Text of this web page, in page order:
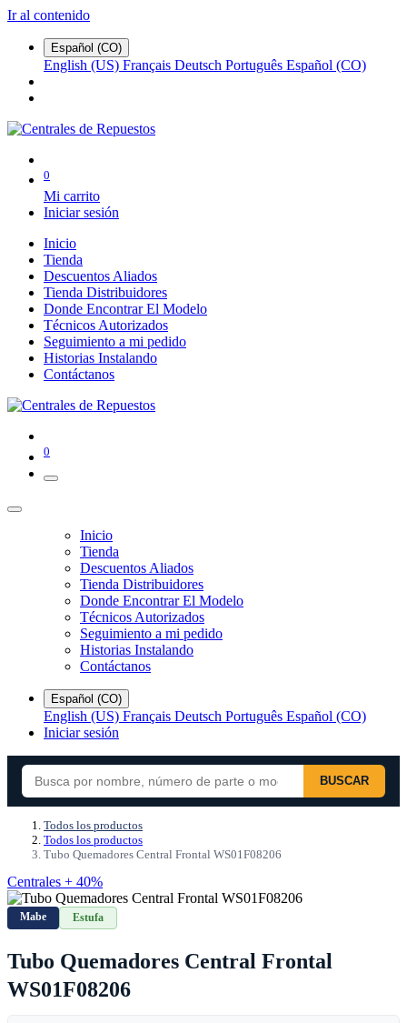
Ir al contenido
Español (CO)
English (US) Français Deutsch Português Español (CO)
0
Mi carrito
Iniciar sesión
Inicio
Tienda
Descuentos Aliados
Tienda Distribuidores
Donde Encontrar El Modelo
Técnicos Autorizados
Seguimiento a mi pedido
Historias Instalando
Contáctanos
0
Inicio
Tienda
Descuentos Aliados
Tienda Distribuidores
Donde Encontrar El Modelo
Técnicos Autorizados
Seguimiento a mi pedido
Historias Instalando
Contáctanos
Español (CO)
English (US) Français Deutsch Português Español (CO)
Iniciar sesión
BUSCAR
Todos los productos
Todos los productos
Tubo Quemadores Central Frontal WS01F08206
Centrales + 40%
Mabe Estufa
Tubo Quemadores Central Frontal
WS01F08206